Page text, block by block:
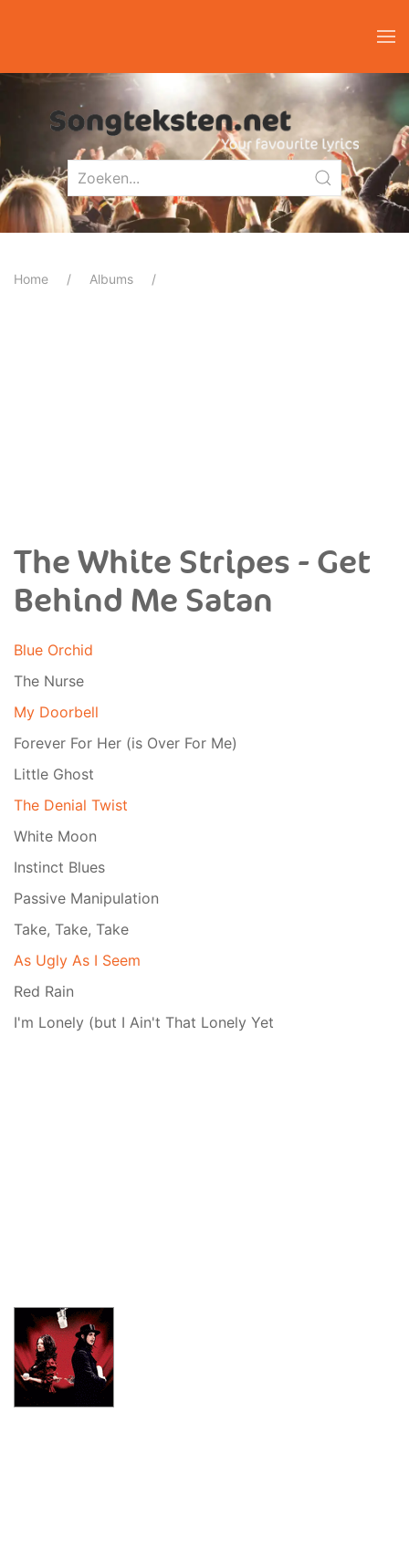
Home Albums
The White Stripes - Get
Behind Me Satan
Blue Orchid
The Nurse
My Doorbell
Forever For Her (is Over For Me)
Little Ghost
The Denial Twist
White Moon
Instinct Blues
Passive Manipulation
Take, Take, Take
As Ugly As I Seem
Red Rain
I'm Lonely (but I Ain't That Lonely Yet